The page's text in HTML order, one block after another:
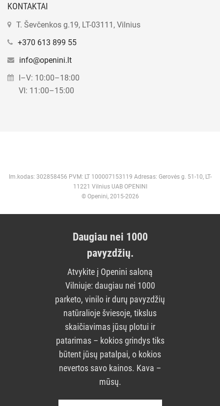
KONTAKTAI
T. Ševčenkos g.19, LT-03111, Vilnius
+370 613 899 55
info@openini.lt
I–V: 10:00–18:00
VI: 11:00–15:00
Im.kodas: 302858456 PVM: LT 100007153119 Adresas: Gerovės g. 51-10, LT-
11221 Vilnius UAB OPENINI
© Openini, 2015-2026
Daugiau nei 1000
pavyzdžių.
Atvykite į Openini saloną
Vilniuje: daugiau nei 1000
parketo, vinilo ir durų pavyzdžių
natūralioje šviesoje, tikslus
skaičiavimas jūsų plotui ir
patarimas – kokios grindys tiks
būtent jūsų patalpai, o kokios
nevertos savo kainos. Kava –
mūsų.